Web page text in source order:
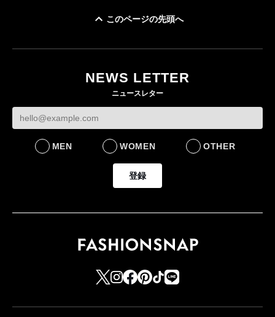
FASHION
このページの先頭へ
NEWS LETTER
ニュースレター
MEN WOMEN OTHER
登録